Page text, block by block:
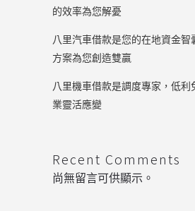
的效率為您解憂
八里汽車借款是您的在地資金智
方案為您創造雙贏
八里機車借款是調度專家，低利
業靈活應變
Recent Comments
尚無留言可供顯示。